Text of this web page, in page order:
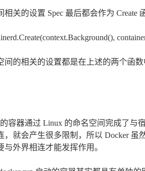
相关的设置 Spec 最后都会作为
间的相关的设置都是在上述的两个函
容器通过 Linux 的命名空间完成了
，就会产生很多限制，所以 Docker 虽
与外界相连才能发挥作用。